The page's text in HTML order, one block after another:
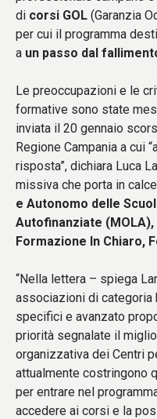
di corsi GOL (Garanzia
per cui il programma
a un passo dal
Le preoccupazioni e le
formative sono state
inviata il 20 gennaio
Regione Campania a cui
risposta”, dichiara Luca
missiva che porta in
e Autonomo delle
Autofinanziate (MOLA),
Formazione In Chiaro,
“Nella lettera – spiega
associazioni di categoria
specifici e avanzato
priorità segnalate il
organizzativa dei Centri
attualmente costringono
per entrare nel
accedere ai corsi e la